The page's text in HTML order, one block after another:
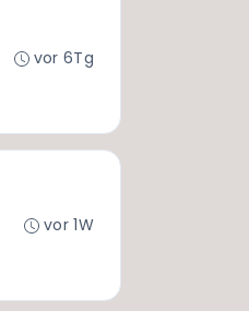
vor 6Tg
vor 1W